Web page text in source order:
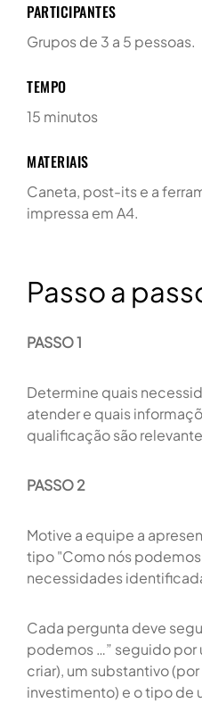
PARTICIPANTES
Grupos de 3 a 5 pessoas.
TEMPO
15 minutos
MATERIAIS
Caneta, post-its e a
impressa em A4.
Passo a
PASSO 1
Determine quais
atender e quais
qualificação são
PASSO 2
Motive a equipe a
tipo "Como nós
necessidades
Cada pergunta deve
podemos …” seguido por
criar), um substantivo
investimento) e o tipo de